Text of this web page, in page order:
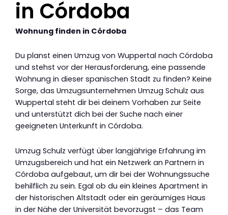
in Córdoba
Wohnung finden in Córdoba
Du planst einen Umzug von Wuppertal nach Córdoba
und stehst vor der Herausforderung, eine passende
Wohnung in dieser spanischen Stadt zu finden? Keine
Sorge, das Umzugsunternehmen Umzug Schulz aus
Wuppertal steht dir bei deinem Vorhaben zur Seite
und unterstützt dich bei der Suche nach einer
geeigneten Unterkunft in Córdoba.
Umzug Schulz verfügt über langjährige Erfahrung im
Umzugsbereich und hat ein Netzwerk an Partnern in
Córdoba aufgebaut, um dir bei der Wohnungssuche
behilflich zu sein. Egal ob du ein kleines Apartment in
der historischen Altstadt oder ein geräumiges Haus
in der Nähe der Universität bevorzugst – das Team